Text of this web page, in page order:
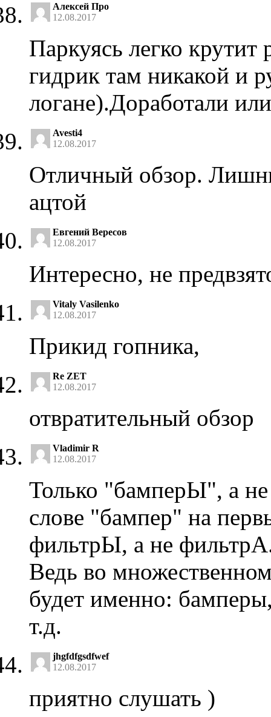
Алексей Про
12.08.2017
Паркуясь легко
гидрик там никакой и
логане).Доработали
Avesti4
12.08.2017
Отличный обзор.
ацтой
Евгений Вересов
12.08.2017
Интересно, не
Vitaly Vasilenko
12.08.2017
Прикид гопника,
Re ZET
12.08.2017
отвратительный обзор
Vladimir R
12.08.2017
Только "бамперЫ", а
слове "бампер" на
фильтрЫ, а не
Ведь во
будет именно:
т.д.
jhgfdfgsdfwef
12.08.2017
приятно слушать )